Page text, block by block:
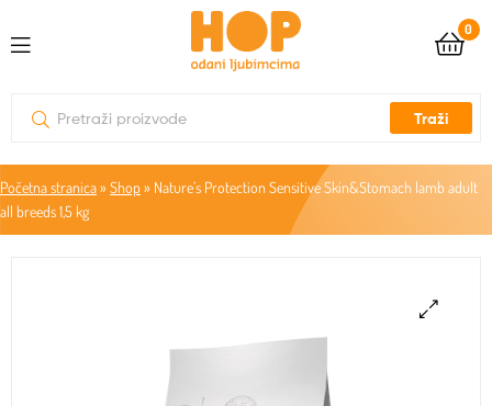
0
Traži
Početna stranica» Shop» Nature’s Protection Sensitive Skin&Stomach lamb adult
all breeds 1,5 kg